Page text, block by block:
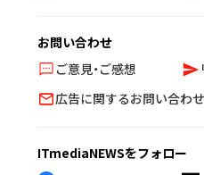
お問い合わせ
ご意見・ご感想
広告に関するお問い合わせ
ITmediaNEWSをフォロー